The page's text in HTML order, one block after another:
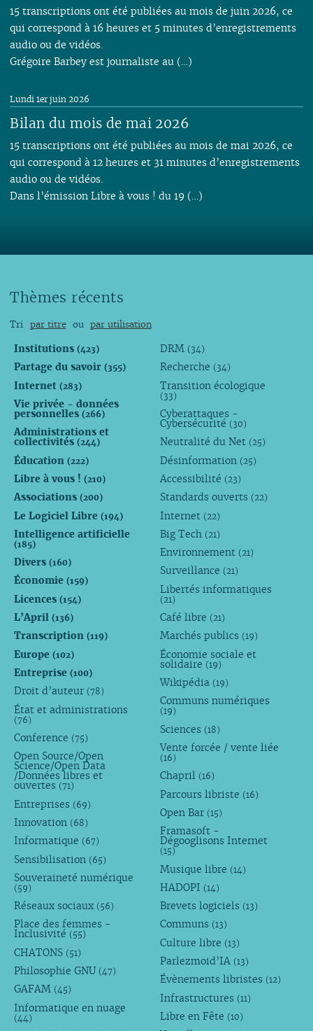
15 transcriptions ont été publiées au mois de juin 2026, ce
qui correspond à 16 heures et 5 minutes d’enregistrements
audio ou de vidéos.
Grégoire Barbey est journaliste au (…)
Bilan du mois de mai 2026
Lundi 1er juin 2026
15 transcriptions ont été publiées au mois de mai 2026, ce
qui correspond à 12 heures et 31 minutes d’enregistrements
audio ou de vidéos.
Dans l’émission Libre à vous ! du 19 (…)
Thèmes récents
Tri par titre ou par utilisation
Institutions (423)
Partage du savoir (355)
Internet (283)
Vie privée - données
personnelles (266)
Administrations et
collectivités (244)
Éducation (222)
Libre à vous ! (210)
Associations (200)
Le Logiciel Libre (194)
Intelligence artificielle
(185)
Divers (160)
Économie (159)
Licences (154)
L’April (136)
Transcription (119)
Europe (102)
Entreprise (100)
Droit d’auteur (78)
État et administrations
(76)
Conference (75)
Open Source/Open
Science/Open Data
/Données libres et
ouvertes (71)
Entreprises (69)
Innovation (68)
Informatique (67)
Sensibilisation (65)
Souveraineté numérique
(59)
Réseaux sociaux (56)
Place des femmes -
Inclusivité (55)
CHATONS (51)
Philosophie GNU (47)
GAFAM (45)
Informatique en nuage
(44)
DRM (34)
Recherche (34)
Transition écologique
(33)
Cyberattaques -
Cybersécurité (30)
Neutralité du Net (25)
Désinformation (25)
Accessibilité (23)
Standards ouverts (22)
Internet (22)
Big Tech (21)
Environnement (21)
Surveillance (21)
Libertés informatiques
(21)
Café libre (21)
Marchés publics (19)
Économie sociale et
solidaire (19)
Wikipédia (19)
Communs numériques
(19)
Sciences (18)
Vente forcée / vente liée
(16)
Chapril (16)
Parcours libriste (16)
Open Bar (15)
Framasoft -
Dégooglisons Internet
(15)
Musique libre (14)
HADOPI (14)
Brevets logiciels (13)
Communs (13)
Culture libre (13)
Parlezmoid’IA (13)
Évènements libristes (12)
Infrastructures (11)
Libre en Fête (10)